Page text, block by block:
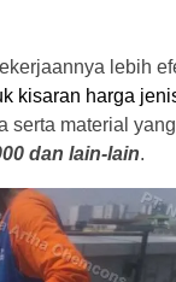
lebih
kisaran harga
serta material
dan lain-lain.